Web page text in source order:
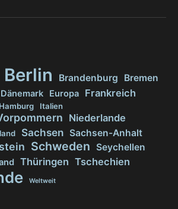
Berlin Brandenburg Bremen
Dänemark Europa Frankreich
Hamburg Italien
Niederlande
Sachsen Sachsen-Anhalt
Schweden Seychellen
Thüringen Tschechien
Weltweit